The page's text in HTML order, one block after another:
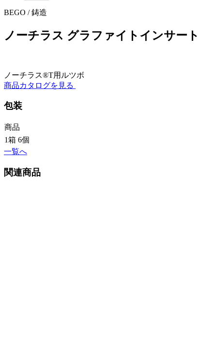
BEGO / 鋳造
ノーチラス グラファイトインサート
ノーチラス®T用ルツボ
商品カタログを見る
包装
商品
1箱 6個
一覧へ
関連商品